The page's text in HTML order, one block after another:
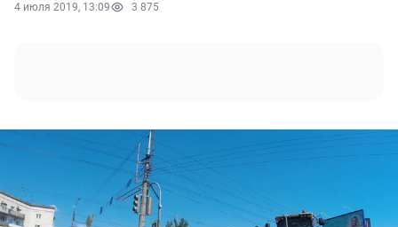
4 июля 2019, 13:09 3 875